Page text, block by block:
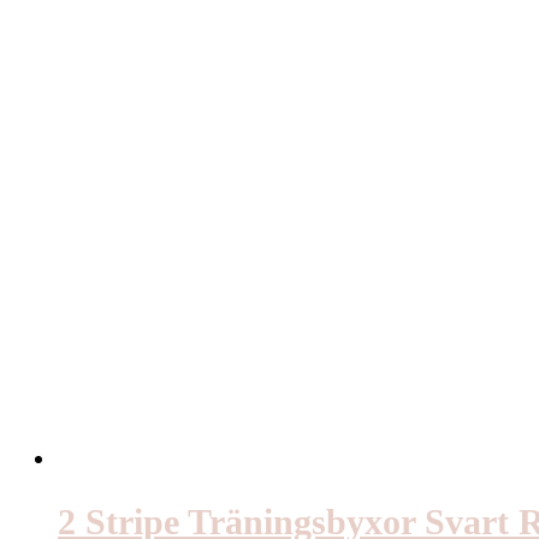
2 Stripe Träningsbyxor Svart